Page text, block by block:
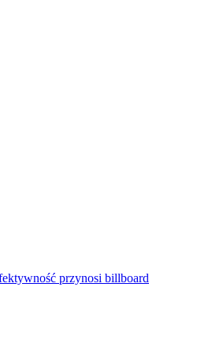
przynosi billboard